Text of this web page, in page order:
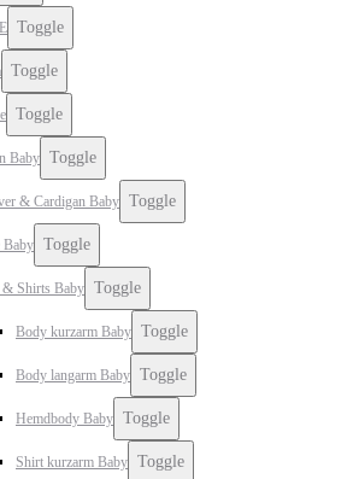
Toggle
Toggle
Toggle
Baby Toggle
& Cardigan Baby Toggle
Baby Toggle
Shirts Baby Toggle
Body kurzarm Baby Toggle
Body langarm Baby Toggle
Hemdbody Baby Toggle
Shirt kurzarm Baby Toggle